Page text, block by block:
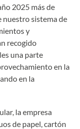
2025 más de
nuestro sistema de
y
recogido
una parte
en la
en la
la empresa
de papel, cartón